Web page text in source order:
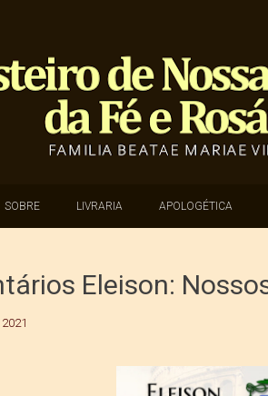
SOBRE LIVRARIA APOLOGÉTICA
Eleison: